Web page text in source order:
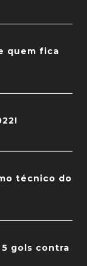
quem fica
técnico do
5 gols contra